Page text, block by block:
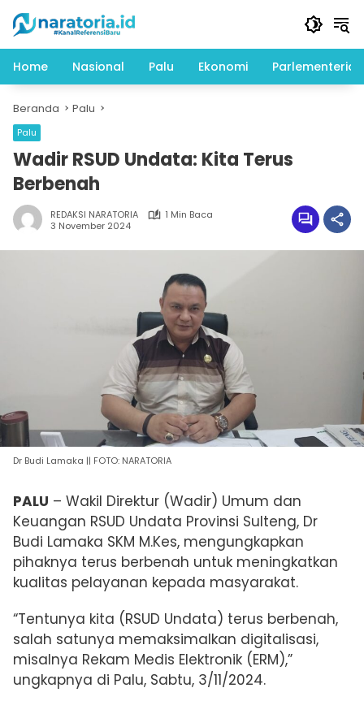
konten
Home
Nasional Palu Ekonomi Parlementeria
Beranda Palu
Palu
Wadir RSUD Undata: Kita Terus
Berbenah
REDAKSI NARATORIA
1 Min Baca
3 November 2024
Dr Budi Lamaka || FOTO: NARATORIA
PALU – Wakil Direktur (Wadir) Umum dan
Keuangan RSUD Undata Provinsi Sulteng, Dr
Budi Lamaka SKM M.Kes, mengungkapkan
pihaknya terus berbenah untuk meningkatkan
kualitas pelayanan kepada masyarakat.
“Tentunya kita (RSUD Undata) terus berbenah,
salah satunya memaksimalkan digitalisasi,
misalnya Rekam Medis Elektronik (ERM),”
ungkapnya di Palu, Sabtu, 3/11/2024.